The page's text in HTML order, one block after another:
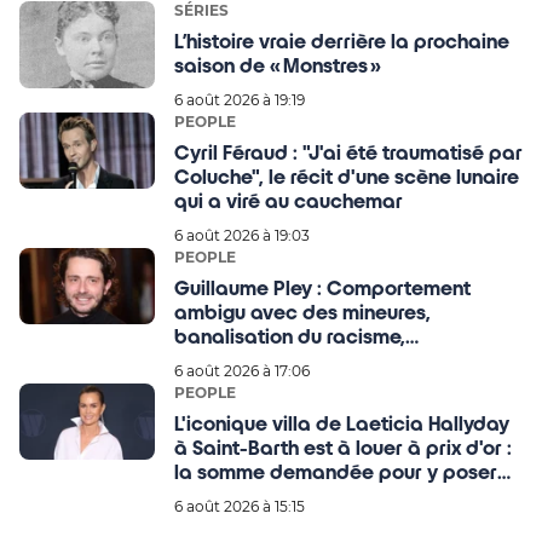
SÉRIES
L’histoire vraie derrière la prochaine
saison de « Monstres »
6 août 2026 à 19:19
PEOPLE
Cyril Féraud : "J'ai été traumatisé par
Coluche", le récit d'une scène lunaire
qui a viré au cauchemar
6 août 2026 à 19:03
PEOPLE
Guillaume Pley : Comportement
ambigu avec des mineures,
banalisation du racisme,
management toxique… le fondateur
du média Legend en ligne de mire !
6 août 2026 à 17:06
PEOPLE
L'iconique villa de Laeticia Hallyday
à Saint-Barth est à louer à prix d'or :
la somme demandée pour y poser
ses valises donne le tournis
6 août 2026 à 15:15